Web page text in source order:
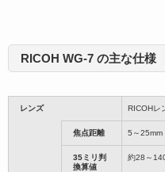
RICOH WG-7 の主な仕様
レンズ RICOHレ
焦点距離 5～25mm
35ミリ判
換算値
約28～